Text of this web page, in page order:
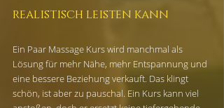
realistisch leisten kann
Ein Paar Massage Kurs wird manchmal als
Lösung für mehr Nähe, mehr Entspannung und
eine bessere Beziehung verkauft. Das klingt
schön, ist aber zu pauschal. Ein Kurs kann viel